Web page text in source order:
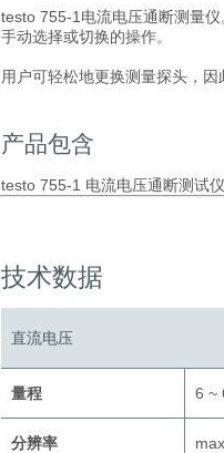
testo 755-1电流电压通断测量
手动选择或切换的操作。
用户可轻松地更换测量探头，
产品包含
testo 755-1 电流电压通断测试
技术数据
直流电压
量程 6 ~
分辨率